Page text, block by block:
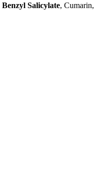
Benzyl Salicylate, Cumarin,